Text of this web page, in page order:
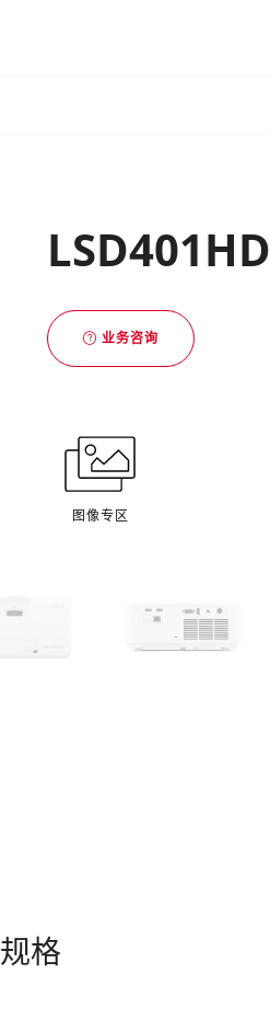
LSD401HD
业务咨询
图像专区
规格